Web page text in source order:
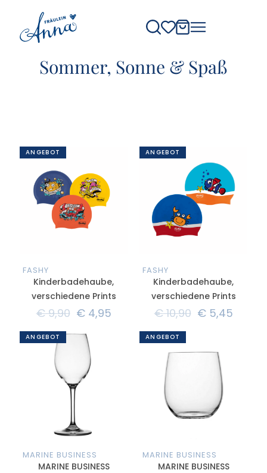
Sommer, Sonne & Spaß
ANGEBOT
FASHY
Kinderbadehaube,
verschiedene Prints
€9,90 €4,95
ANGEBOT
FASHY
Kinderbadehaube,
verschiedene Prints
€10,90 €5,45
ANGEBOT
MARINE BUSINESS
MARINE BUSINESS
ANGEBOT
MARINE BUSINESS
MARINE BUSINESS